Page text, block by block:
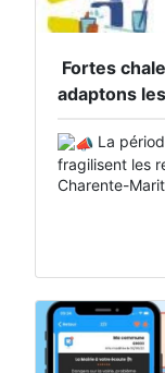
Fortes
adaptons
La
fragilisent les
Charente-
peuvent